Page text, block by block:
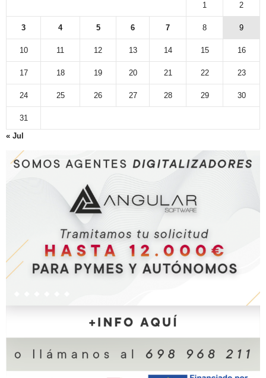
1 2
3 4 5 6 7 8 9
10 11 12 13 14 15 16
17 18 19 20 21 22 23
24 25 26 27 28 29 30
31
« Jul